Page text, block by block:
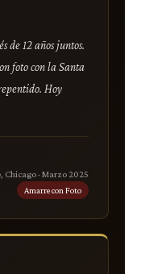
de 12 años juntos.
foto con la Santa
Hoy
Chicago · Marzo 2025
Amarre con Foto